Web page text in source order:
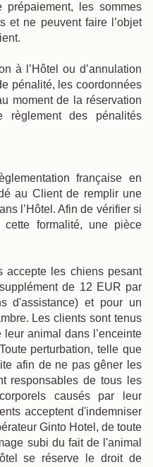
les sommes
et ne peuvent faire l’objet
à l’Hôtel ou d’annulation
pénalité, les coordonnées
moment de la réservation
des pénalités
française en
au Client de remplir une
l’Hôtel. Afin de vérifier si
formalité, une pièce
accepte les chiens pesant
de 12 EUR par
d'assistance) et pour un
Les clients sont tenus
animal dans l’enceinte
perturbation, telle que
afin de ne pas gêner les
responsables de tous les
causés par leur
acceptent d'indemniser
Ginto Hotel, de toute
subi du fait de l'animal
se réserve le droit de